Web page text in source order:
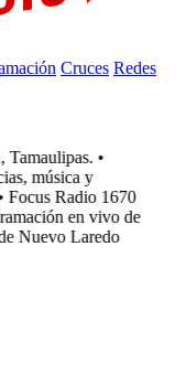
Cruces Redes
•
música y
Radio 1670
en vivo de
Nuevo Laredo